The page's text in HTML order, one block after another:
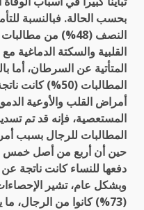
بحسب الحالة. فبالنسبة
النصف (48%) من
المتأتية عن السرطان، أما
أمراض القلب والأوعية
المطالبات للرجال بسبب
دفعها للنساء كانت ناتجة
وبشكل عام، تشير
(73%) كانوا من